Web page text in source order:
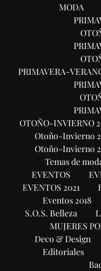
MODA
PRIMAVERA-
OTOÑO-INVIERNO
Otoño-Invierno
Otoño-Invierno
Temas de
EVENTOS
EVENTOS 2021
Eventos 2018
S.O.S. Belleza
MUJERES
Deco & Design
Editoriales